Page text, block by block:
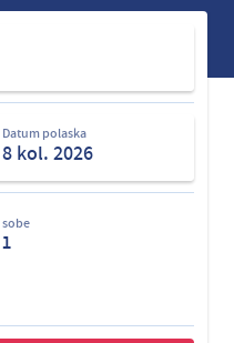
Datum polaska
sobe
1